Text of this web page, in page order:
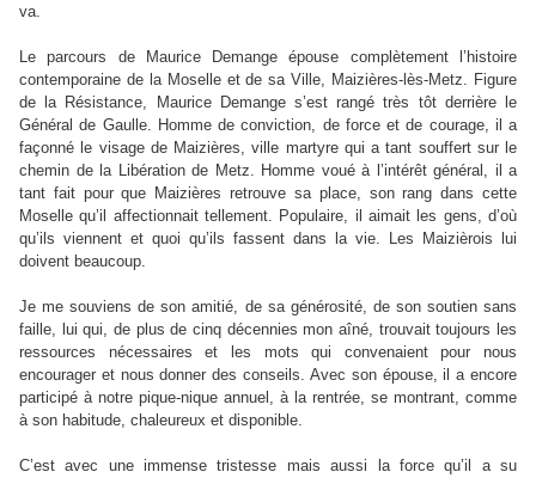
va.
Le parcours de Maurice Demange épouse complètement l’histoire
contemporaine de la Moselle et de sa Ville, Maizières-lès-Metz. Figure
de la Résistance, Maurice Demange s’est rangé très tôt derrière le
Général de Gaulle. Homme de conviction, de force et de courage, il a
façonné le visage de Maizières, ville martyre qui a tant souffert sur le
chemin de la Libération de Metz. Homme voué à l’intérêt général, il a
tant fait pour que Maizières retrouve sa place, son rang dans cette
Moselle qu’il affectionnait tellement. Populaire, il aimait les gens, d’où
qu’ils viennent et quoi qu’ils fassent dans la vie. Les Maizièrois lui
doivent beaucoup.
Je me souviens de son amitié, de sa générosité, de son soutien sans
faille, lui qui, de plus de cinq décennies mon aîné, trouvait toujours les
ressources nécessaires et les mots qui convenaient pour nous
encourager et nous donner des conseils. Avec son épouse, il a encore
participé à notre pique-nique annuel, à la rentrée, se montrant, comme
à son habitude, chaleureux et disponible.
C’est avec une immense tristesse mais aussi la force qu’il a su